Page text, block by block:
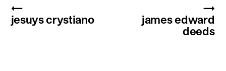
←
jesuys crystiano
→
james edward
deeds